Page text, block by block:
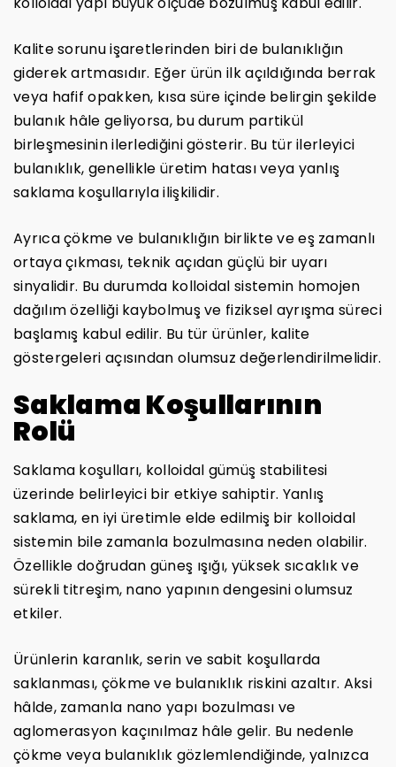
Kalite sorunu işaretlerinden biri de bulanıklığın
giderek artmasıdır. Eğer ürün ilk açıldığında berrak
veya hafif opakken, kısa süre içinde belirgin şekilde
bulanık hâle geliyorsa, bu durum partikül
birleşmesinin ilerlediğini gösterir. Bu tür ilerleyici
bulanıklık, genellikle üretim hatası veya yanlış
saklama koşullarıyla ilişkilidir.
Ayrıca çökme ve bulanıklığın birlikte ve eş zamanlı
ortaya çıkması, teknik açıdan güçlü bir uyarı
sinyalidir. Bu durumda kolloidal sistemin homojen
dağılım özelliği kaybolmuş ve fiziksel ayrışma süreci
başlamış kabul edilir. Bu tür ürünler, kalite
göstergeleri açısından olumsuz değerlendirilmelidir.
Saklama Koşullarının
Rolü
Saklama koşulları, kolloidal gümüş stabilitesi
üzerinde belirleyici bir etkiye sahiptir. Yanlış
saklama, en iyi üretimle elde edilmiş bir kolloidal
sistemin bile zamanla bozulmasına neden olabilir.
Özellikle doğrudan güneş ışığı, yüksek sıcaklık ve
sürekli titreşim, nano yapının dengesini olumsuz
etkiler.
Ürünlerin karanlık, serin ve sabit koşullarda
saklanması, çökme ve bulanıklık riskini azaltır. Aksi
hâlde, zamanla nano yapı bozulması ve
aglomerasyon kaçınılmaz hâle gelir. Bu nedenle
çökme veya bulanıklık gözlemlendiğinde, yalnızca